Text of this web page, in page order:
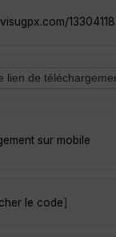
sur mobile
le code]